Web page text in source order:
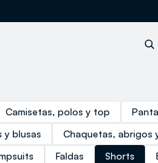
Camisetas, polos y top
y blusas Chaquetas, abrigos
Faldas Shorts